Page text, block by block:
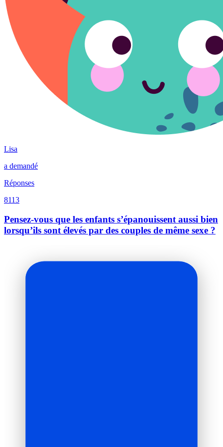
Lisa
a demandé
Réponses
8113
Pensez-vous que les enfants s’épanouissent aussi bien
lorsqu’ils sont élevés par des couples de même sexe ?